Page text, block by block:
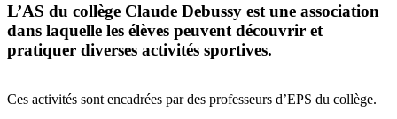
L’AS du collège Claude Debussy est une association
dans laquelle les élèves peuvent découvrir et
pratiquer diverses activités sportives.
Ces activités sont encadrées par des professeurs d’EPS du collège.